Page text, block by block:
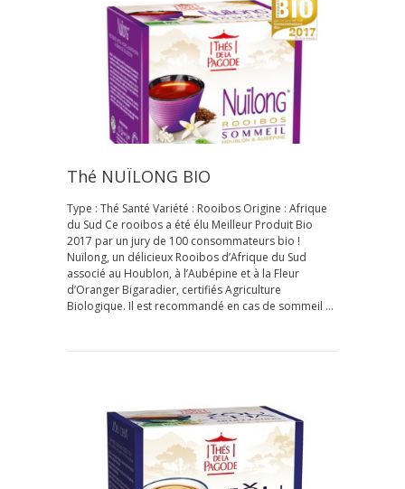
Thé NUÏLONG BIO
Type : Thé Santé Variété : Rooibos Origine : Afrique
du Sud Ce rooibos a été élu Meilleur Produit Bio
2017 par un jury de 100 consommateurs bio !
Nuïlong, un délicieux Rooibos d’Afrique du Sud
associé au Houblon, à l’Aubépine et à la Fleur
d’Oranger Bigaradier, certifiés Agriculture
Biologique. Il est recommandé en cas de sommeil …